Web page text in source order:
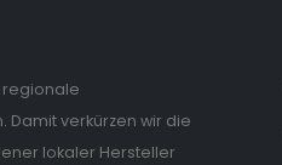
regionale
Damit verkürzen wir die
lokaler Hersteller